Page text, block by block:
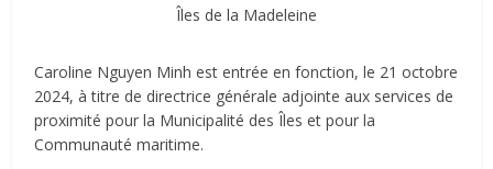
Îles de la Madeleine
Caroline Nguyen Minh est entrée en fonction, le 21 octobre
2024, à titre de directrice générale adjointe aux services de
proximité pour la Municipalité des Îles et pour la
Communauté maritime.